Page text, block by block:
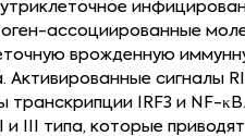
ассоциированные
врожденную
сигналы
IRF3 и NF-
III типа, которые